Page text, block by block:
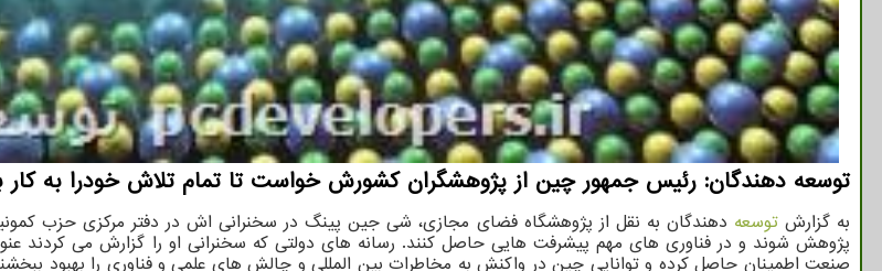
توسعه دهندگان: رئیس جمهور چین از پژوهشگران كشورش خواست تا تمام تلاش خودرا به كار
به گزارشتوسعه دهندگان به نقل از پژوهشگاه فضای مجازی، شی جین پینگ در سخنرانی اش در دفتر مرکزی حزب
پژوهش شوند و در فناوری های مهم پیشرفت هایی حاصل کنند. رسانه های دولتی که سخنرانی او را گزارش می کردند
صنعت اطمینان حاصل کرده و توانایی چین در واکنش به مخاطرات بین المللی و چالش های علمی و فناوری را بهبود